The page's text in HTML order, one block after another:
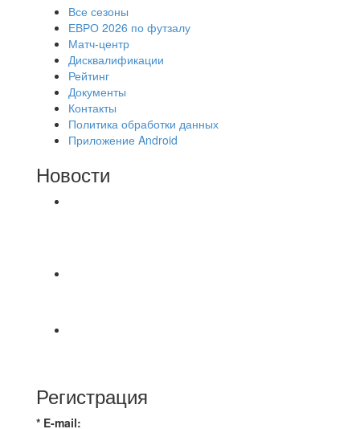
Все сезоны
ЕВРО 2026 по футзалу
Матч-центр
Дисквалификации
Рейтинг
Документы
Контакты
Политика обработки данных
Приложение Android
Новости
Регистрация
* E-mail: